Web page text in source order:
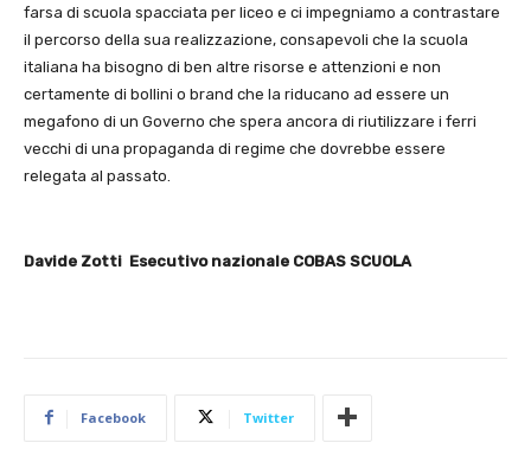
farsa di scuola spacciata per liceo e ci impegniamo a contrastare
il percorso della sua realizzazione, consapevoli che la scuola
italiana ha bisogno di ben altre risorse e attenzioni e non
certamente di bollini o brand che la riducano ad essere un
megafono di un Governo che spera ancora di riutilizzare i ferri
vecchi di una propaganda di regime che dovrebbe essere
relegata al passato.
Davide Zotti Esecutivo nazionale COBAS SCUOLA
Facebook Twitter